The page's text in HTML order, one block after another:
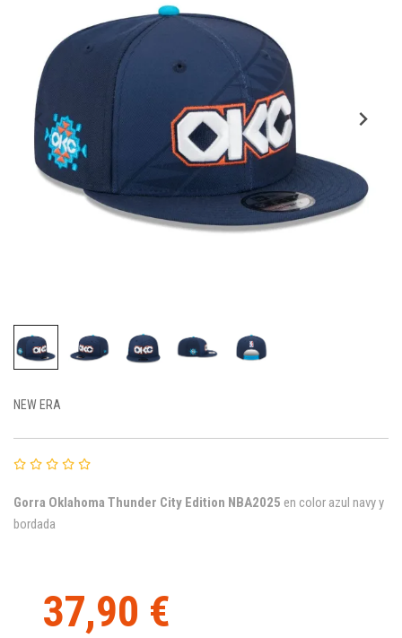
NEW ERA
Gorra Oklahoma Thunder City Edition NBA2025 en color azul navy y
bordada
37,90 €